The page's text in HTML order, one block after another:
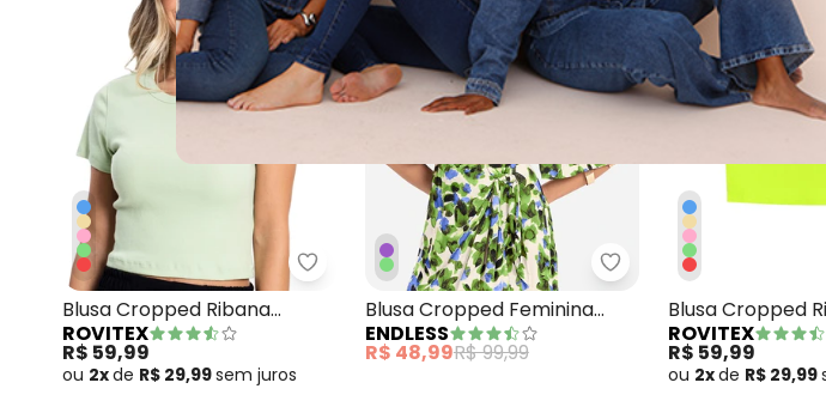
Rovitex - Blusa Cropped Ribana Básica Verde
Blusa Cropped Ribana
Básica Verde
ROVITEX
R$ 59,99
ou 2xde R$ 29,99sem juros
Endless - Blusa
Blusa Cropped Feminina
Estampada Verde
ENDLESS
R$ 48,99R$ 99,99
Blusa Cropped
Básica Verde
ROVITEX
R$ 59,99
ou 2xde R$ 29,99